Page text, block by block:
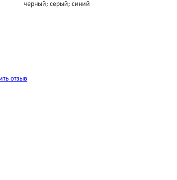
черный; серый; синий
отзыв